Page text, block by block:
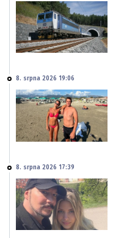
8. srpna 2026 19:06
8. srpna 2026 17:39